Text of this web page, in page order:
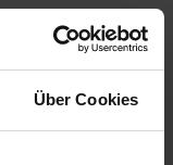
Über Cookies